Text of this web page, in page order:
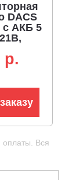
DACS
с АКБ 5
8"-1.1-
p.
оплаты. Вся